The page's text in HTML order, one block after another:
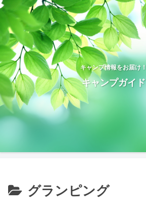
キャンプ情報をお届け！
キャンプガイド
グランピング